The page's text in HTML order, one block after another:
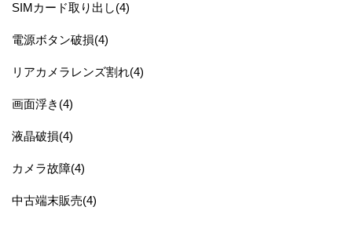
SIMカード取り出し(4)
電源ボタン破損(4)
リアカメラレンズ割れ(4)
画面浮き(4)
液晶破損(4)
カメラ故障(4)
中古端末販売(4)